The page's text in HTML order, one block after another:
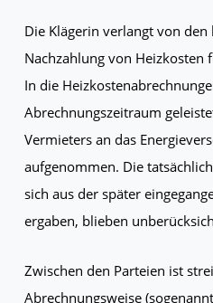
Die Klägerin verlangt von
Nachzahlung von Heizkosten
In die
Abrechnungszeitraum
Vermieters an das
aufgenommen. Die
sich aus der später
ergaben, blieben
Zwischen den Parteien ist
Abrechnungsweise